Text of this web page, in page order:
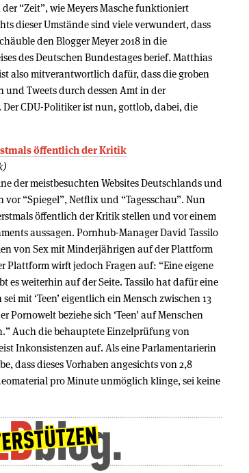
“Zeit”, wie Meyers Masche funktioniert
dieser Umstände sind viele verwundert, dass
den Blogger Meyer 2018 in die
des Deutschen Bundestages berief. Matthias
also mitverantwortlich dafür, dass die groben
und Tweets durch dessen Amt in der
CDU-Politiker ist nun, gottlob, dabei, die
öffentlich der Kritik
der meistbesuchten Websites Deutschlands und
“Spiegel”, Netflix und “Tagesschau”. Nun
öffentlich der Kritik stellen und vor einem
aussagen. Pornhub-Manager David Tassilo
von Sex mit Minderjährigen auf der Plattform
Plattform wirft jedoch Fragen auf: “Eine eigene
es weiterhin auf der Seite. Tassilo hat dafür eine
mit ‘Teen’ eigentlich ein Mensch zwischen 13
Pornowelt beziehe sich ‘Teen’ auf Menschen
Auch die behauptete Einzelprüfung von
Inkonsistenzen auf. Als eine Parlamentarierin
dass dieses Vorhaben angesichts von 2,8
pro Minute unmöglich klinge, sei keine